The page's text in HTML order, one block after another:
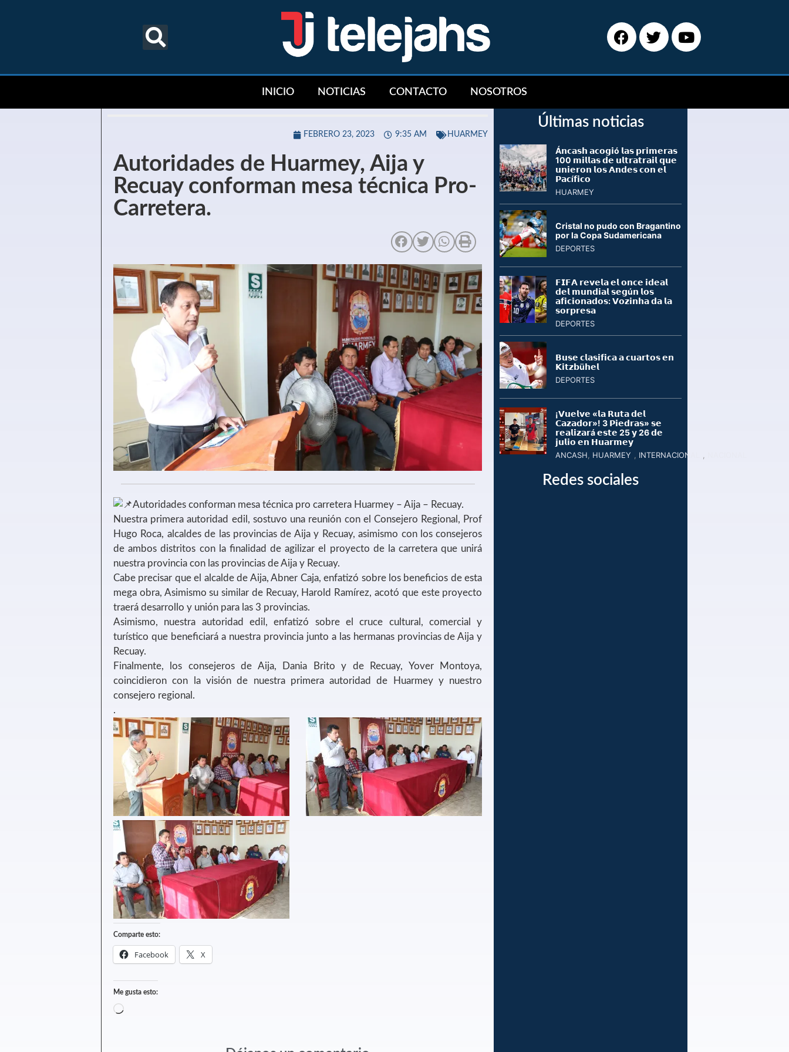
INICIO NOTICIAS CONTACTO NOSOTROS
FEBRERO 23, 2023 9:35 AM HUARMEY
Autoridades de Huarmey, Aija y
Recuay conforman mesa técnica Pro-
Carretera.
Autoridades conforman mesa técnica pro carretera Huarmey – Aija – Recuay.
Nuestra primera autoridad edil, sostuvo una reunión con el Consejero Regional, Prof
Hugo Roca, alcaldes de las provincias de Aija y Recuay, asimismo con los consejeros
de ambos distritos con la finalidad de agilizar el proyecto de la carretera que unirá
nuestra provincia con las provincias de Aija y Recuay.
Cabe precisar que el alcalde de Aija, Abner Caja, enfatizó sobre los beneficios de esta
mega obra, Asimismo su similar de Recuay, Harold Ramírez, acotó que este proyecto
traerá desarrollo y unión para las 3 provincias.
Asimismo, nuestra autoridad edil, enfatizó sobre el cruce cultural, comercial y
turístico que beneficiará a nuestra provincia junto a las hermanas provincias de Aija y
Recuay.
Finalmente, los consejeros de Aija, Dania Brito y de Recuay, Yover Montoya,
coincidieron con la visión de nuestra primera autoridad de Huarmey y nuestro
consejero regional.
.
Comparte esto:
Facebook X
Me gusta esto:
Últimas noticias
Á𝗻𝗰𝗮𝘀𝗵 𝗮𝗰𝗼𝗴𝗶ó 𝗹𝗮𝘀 𝗽𝗿𝗶𝗺𝗲𝗿𝗮𝘀
100 𝗺𝗶𝗹𝗹𝗮𝘀 𝗱𝗲 𝘂𝗹𝘁𝗿𝗮𝘁𝗿𝗮𝗶𝗹 𝗾𝘂𝗲
𝘂𝗻𝗶𝗲𝗿𝗼𝗻 𝗹𝗼𝘀 𝗔𝗻𝗱𝗲𝘀 𝗰𝗼𝗻 𝗲𝗹
𝗣𝗮𝗰í𝗳𝗶𝗰𝗼
HUARMEY
Cristal no pudo con Bragantino
por la Copa Sudamericana
DEPORTES
𝗙𝗜𝗙𝗔 𝗿𝗲𝘃𝗲𝗹𝗮 𝗲𝗹 𝗼𝗻𝗰𝗲 𝗶𝗱𝗲𝗮𝗹
𝗱𝗲𝗹 𝗺𝘂𝗻𝗱𝗶𝗮𝗹 𝘀𝗲𝗴ú𝗻 𝗹𝗼𝘀
𝗮𝗳𝗶𝗰𝗶𝗼𝗻𝗮𝗱𝗼𝘀: 𝗩𝗼𝘇𝗶𝗻𝗵𝗮 𝗱𝗮 𝗹𝗮
𝘀𝗼𝗿𝗽𝗿𝗲𝘀𝗮
DEPORTES
𝗕𝘂𝘀𝗲 𝗰𝗹𝗮𝘀𝗶𝗳𝗶𝗰𝗮 𝗮 𝗰𝘂𝗮𝗿𝘁𝗼𝘀 𝗲𝗻
𝗞𝗶𝘁𝘇𝗯ü𝗵𝗲𝗹
DEPORTES
¡𝗩𝘂𝗲𝗹𝘃𝗲 «𝗹𝗮 𝗥𝘂𝘁𝗮 𝗱𝗲𝗹
𝗖𝗮𝘇𝗮𝗱𝗼𝗿»! 3 𝗣𝗶𝗲𝗱𝗿𝗮𝘀» 𝘀𝗲
𝗿𝗲𝗮𝗹𝗶𝘇𝗮𝗿á 𝗲𝘀𝘁𝗲 25 𝘆 26 𝗱𝗲
𝗷𝘂𝗹𝗶𝗼 𝗲𝗻 𝗛𝘂𝗮𝗿𝗺𝗲𝘆
ANCASH, HUARMEY , INTERNACIONAL ,
Redes sociales